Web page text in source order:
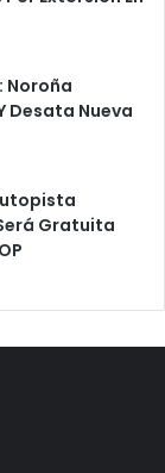
Noroña
Desata Nueva
Gratuita